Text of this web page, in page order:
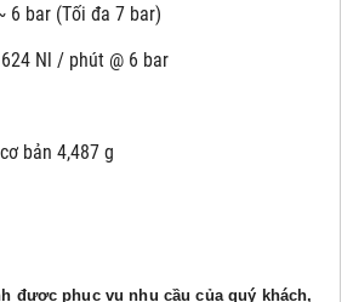
6 bar (Tối đa 7 bar)
Nl / phút @ 6 bar
bản 4,487 g
được phục vụ nhu cầu của quý khách,